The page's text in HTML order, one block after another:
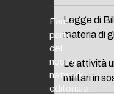
Legge di
materia di
Le attività
militari in
Fanno
parte
del
nostro
network
editoriale: